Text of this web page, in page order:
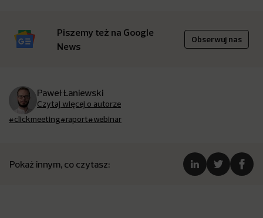
Piszemy też na Google
News
Obserwuj nas
Paweł Łaniewski
Czytaj więcej o autorze
#clickmeeting#raport#webinar
Pokaż innym, co czytasz: